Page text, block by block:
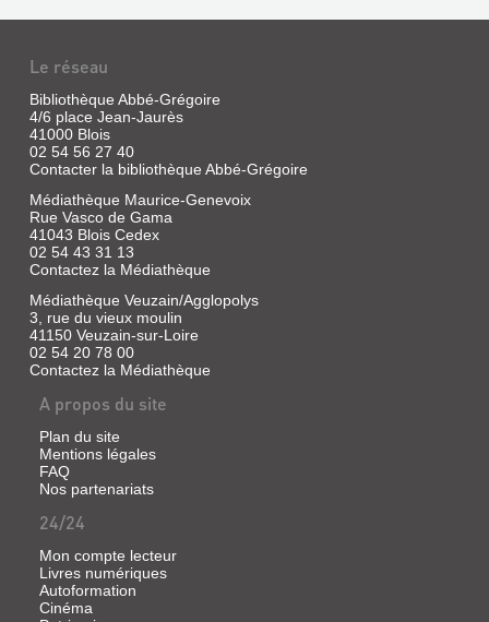
et
l'archéologie
en
Loir-
et-
1995
(Patrimoine
dans
votre
FRETEVAL
Livre
Courivaud,
Robert
ARCHÉOLOGIQUE
DU
BLÉSOIS
ET
...
|
La
Saussaye,
Louis
de
|
Editions
Hesse,
2009
journal
écrit
au
XIXe
siècle
par
un
historien
du
Blésois,
numismate,
dessinateur
et
aquarelliste
Le réseau
Bibliothèque Abbé-Grégoire
4/6 place Jean-Jaurès
41000 Blois
02 54 56 27 40
Contacter la bibliothèque Abbé-Grégoire
Médiathèque Maurice-Genevoix
Rue Vasco de Gama
41043 Blois Cedex
02 54 43 31 13
Contactez la Médiathèque
Médiathèque Veuzain/Agglopolys
3, rue du vieux moulin
41150 Veuzain-sur-Loire
02 54 20 78 00
Contactez la Médiathèque
A propos du site
Plan du site
Mentions légales
FAQ
Nos partenariats
24/24
Mon compte lecteur
Livres numériques
Autoformation
Cinéma